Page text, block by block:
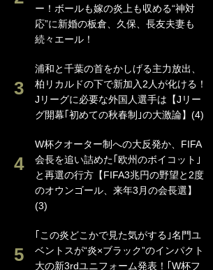
ー！ボールも嫁の炎上も収める“神対
応”に新婚の板倉、久保、長友夫妻も
続々エール！
浦和と千葉の首をかしげる主力放出、
柏リカルドの下で新加入2人が化ける！
Jリーグに必要な外国人選手は【Jリー
グ開幕｢初めての秋春制｣の大激論】(4)
W杯クオーター制への大反発か、FIFA
会長を追い詰めた｢欧州のボイコット｣
と再選の行方【FIFA3兆円の野望と2度
のオウンゴール、来年3月の会長選】
(3)
｢この炎どこかで見た気がする｣名門ユ
ベントスが“炎×ブラック”のインパクト
大の新3rdユニフォーム発表！｢W杯フ